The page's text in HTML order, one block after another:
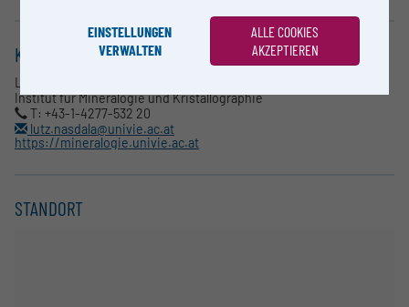
KONTAKT
Lutz Nasdala
Institut für Mineralogie und Kristallographie
T: +43-1-4277-532 20
lutz.nasdala@univie.ac.at
https://mineralogie.univie.ac.at
STANDORT
EINSTELLUNGEN
VERWALTEN
ALLE COOKIES
AKZEPTIEREN